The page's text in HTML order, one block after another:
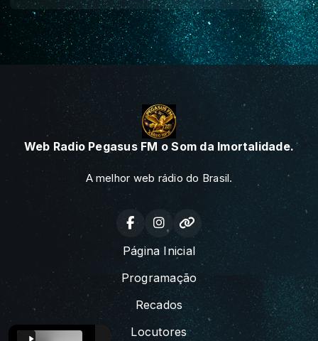
Web Radio Pegasus FM o Som da Imortalidade.
A melhor web rádio do Brasil.
Página Inicial
Programação
Recados
Locutores